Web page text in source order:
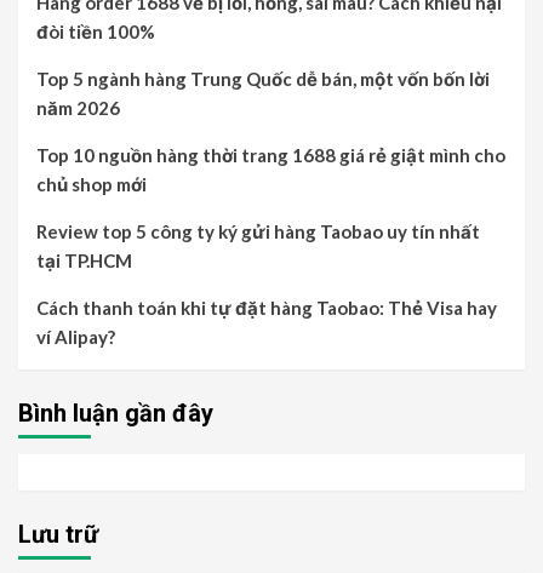
đòi tiền 100%
Top 5 ngành hàng Trung Quốc dễ bán, một vốn bốn lời
năm 2026
Top 10 nguồn hàng thời trang 1688 giá rẻ giật mình cho
chủ shop mới
Review top 5 công ty ký gửi hàng Taobao uy tín nhất
tại TP.HCM
Cách thanh toán khi tự đặt hàng Taobao: Thẻ Visa hay
ví Alipay?
Bình luận gần đây
Lưu trữ